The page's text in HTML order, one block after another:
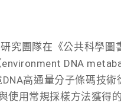
究團隊在《公共科學圖
DNA
高通量分子條碼技
使用常規採樣方法獲得